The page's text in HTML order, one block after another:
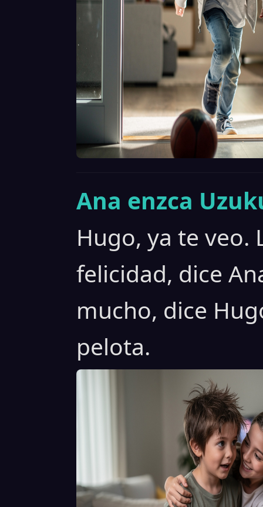
Ana enzca
Hugo, ya te veo.
felicidad, dice
mucho, dice
pelota.